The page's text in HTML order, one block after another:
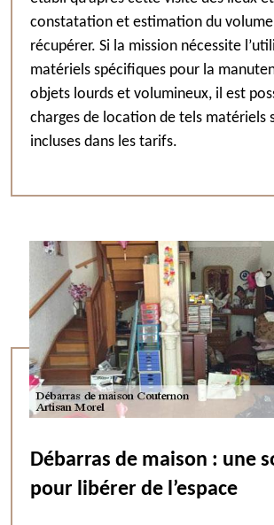
constatation et estimation du volume
récupérer. Si la mission nécessite
matériels spécifiques pour la
objets lourds et volumineux, il est
charges de location de tels matériels
incluses dans les tarifs.
Débarras de maison : une
pour libérer de l’espace